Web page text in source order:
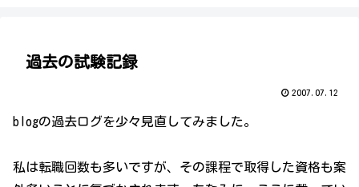
過去の試験記録
2007.07.12
blogの過去ログを少々見直してみました。
私は転職回数も多いですが、その課程で取得した資格も案